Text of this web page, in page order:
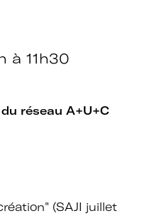
à 11h30
réseau A+U+C
(SAJI juillet